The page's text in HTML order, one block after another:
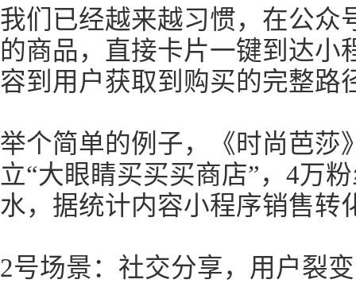
我们已经越来越习惯，在公众
的商品，直接卡片一键到达小
容到用户获取到购买的完整路
举个简单的例子，《时尚芭莎
立“大眼睛买买买商店”，4万
水，据统计内容小程序销售转
2号场景：社交分享，用户裂变